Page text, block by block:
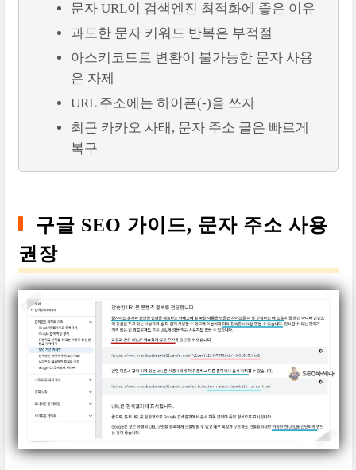
문자 URL이 검색엔진 최적화에 좋은 이유
과도한 문자 키워드 반복은 부적절
아스키코드로 변환이 불가능한 문자 사용
은 자제
URL 주소에는 하이픈(-)을 쓰자
최근 카카오 사태, 문자 주소 글은 빠르게
복구
구글 SEO 가이드, 문자 주소 사용
권장